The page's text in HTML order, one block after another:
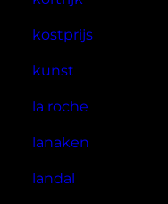
kostprijs
kunst
la roche
lanaken
landal